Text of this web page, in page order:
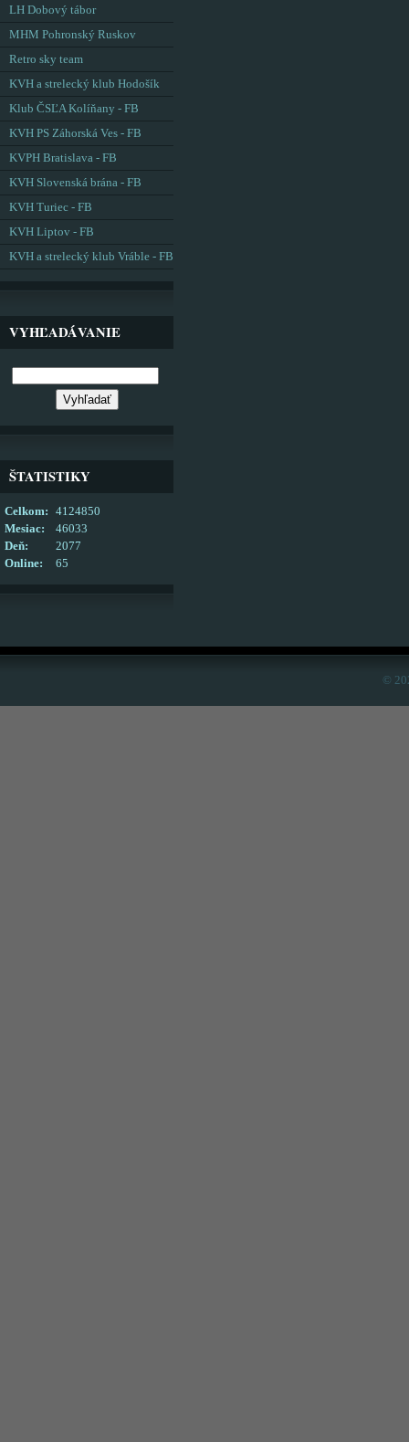
LH Dobový tábor
MHM Pohronský Ruskov
Retro sky team
KVH a strelecký klub Hodošík
Klub ČSĽA Kolíňany - FB
KVH PS Záhorská Ves - FB
KVPH Bratislava - FB
KVH Slovenská brána - FB
KVH Turiec - FB
KVH Liptov - FB
KVH a strelecký klub Vráble - FB
VYHĽADÁVANIE
ŠTATISTIKY
Online: 65
Celkom:
4124850
Mesiac:
46033
Deň:
2077
©